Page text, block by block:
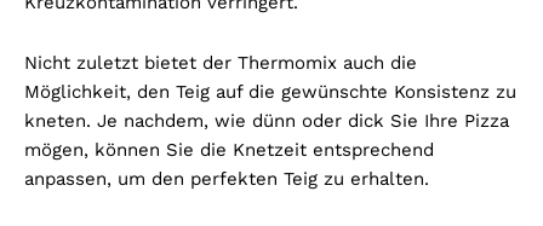
Nicht zuletzt bietet der Thermomix auch die
Möglichkeit, den Teig auf die gewünschte Konsistenz zu
kneten. Je nachdem, wie dünn oder dick Sie Ihre Pizza
mögen, können Sie die Knetzeit entsprechend
anpassen, um den perfekten Teig zu erhalten.